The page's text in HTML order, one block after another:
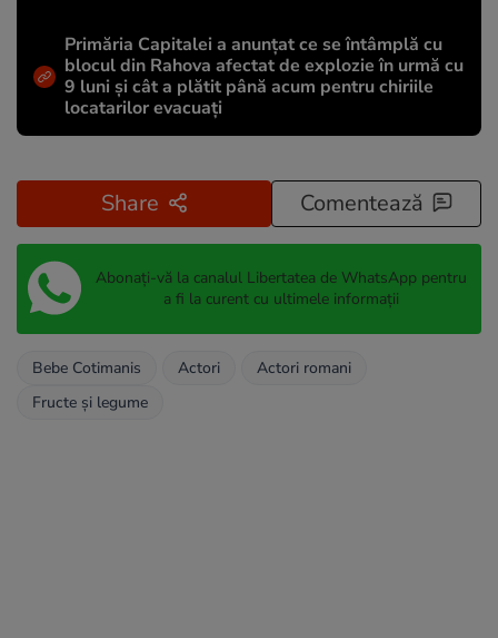
Primăria Capitalei a anunțat ce se întâmplă cu
blocul din Rahova afectat de explozie în urmă cu
9 luni și cât a plătit până acum pentru chiriile
locatarilor evacuați
Share Comentează
Abonați-vă la canalul Libertatea de WhatsApp pentru
a fi la curent cu ultimele informații
Bebe Cotimanis Actori
Actori romani
Fructe și legume